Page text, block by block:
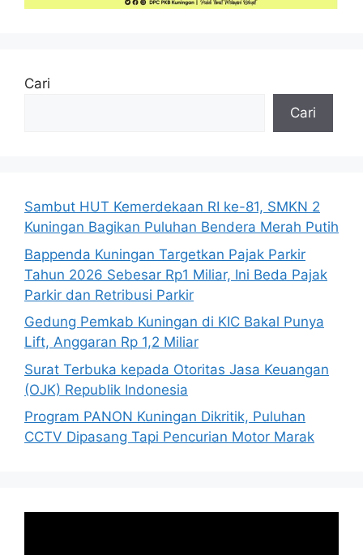
Cari
Cari
Sambut HUT Kemerdekaan RI ke-81, SMKN 2
Kuningan Bagikan Puluhan Bendera Merah Putih
Bappenda Kuningan Targetkan Pajak Parkir
Tahun 2026 Sebesar Rp1 Miliar, Ini Beda Pajak
Parkir dan Retribusi Parkir
Gedung Pemkab Kuningan di KIC Bakal Punya
Lift, Anggaran Rp 1,2 Miliar
Surat Terbuka kepada Otoritas Jasa Keuangan
(OJK) Republik Indonesia
Program PANON Kuningan Dikritik, Puluhan
CCTV Dipasang Tapi Pencurian Motor Marak